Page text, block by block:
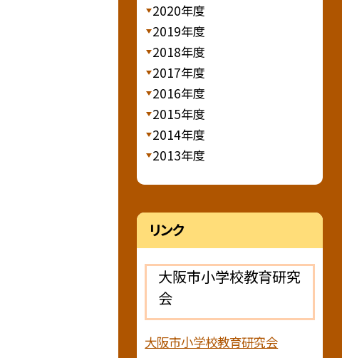
2020年度
2019年度
2018年度
2017年度
2016年度
2015年度
2014年度
2013年度
リンク
大阪市小学校教育研究
会
大阪市小学校教育研究会